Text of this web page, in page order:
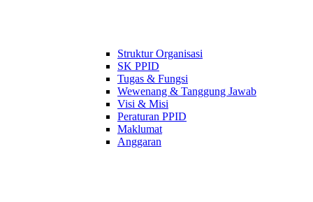
Struktur Organisasi
SK PPID
Tugas & Fungsi
Wewenang & Tanggung Jawab
Visi & Misi
Peraturan PPID
Maklumat
Anggaran